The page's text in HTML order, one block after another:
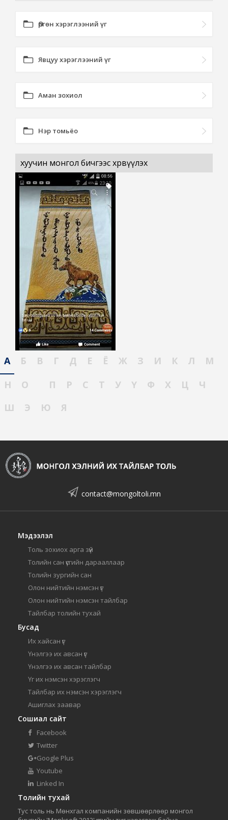
Өргөн хэрэглээний үг
Явцуу хэрэглээний үг
Аман зохиол
Нэр томьёо
хуучин монгол бичгээс хөрвүүлэх
А Б В Г Д Е Ё Ж З И К Л
М
Н
О П Р С Т У Ү Ф Х Ц
Ч
Ш
Э Ю Я
contact@mongoltoli.mn
Мэдээлэл
Толь зохиох арга зүй
Толийн сан үсгийн дарааллаар
Толийн зургийн сан
Олон нийтийн нэмсэн үг
Олон нийтийн нэмсэн тайлбар
Тайлбар толийн тухай
Бусад
Их хайсан үг
Үнэлгээ их авсан үг
Үнэлгээ их авсан тайлбар
Үг их нэмсэн хэрэглэгч
Тайлбар их нэмсэн хэрэглэгч
Ашиглах заавар
Сошиал сайт
Facebook
Twitter
Google Plus
Youtube
Linked In
Толийн тухай
Тус толь нь Мөнхгал компанийн зөвшөөрлөөр монгол